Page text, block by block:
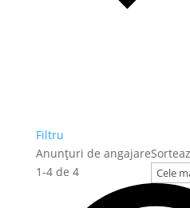
Filtru
Anunțuri de angajare
1-4de 4